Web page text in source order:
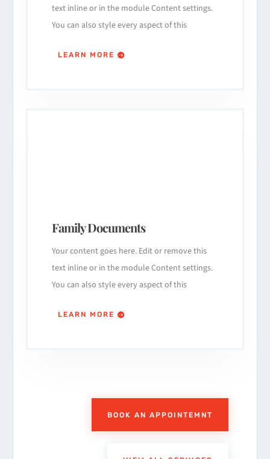
text inline or in the module Content settings.
You can also style every aspect of this
LEARN MORE
Family Documents
Your content goes here. Edit or remove this
text inline or in the module Content settings.
You can also style every aspect of this
LEARN MORE
BOOK AN APPOINTEMNT